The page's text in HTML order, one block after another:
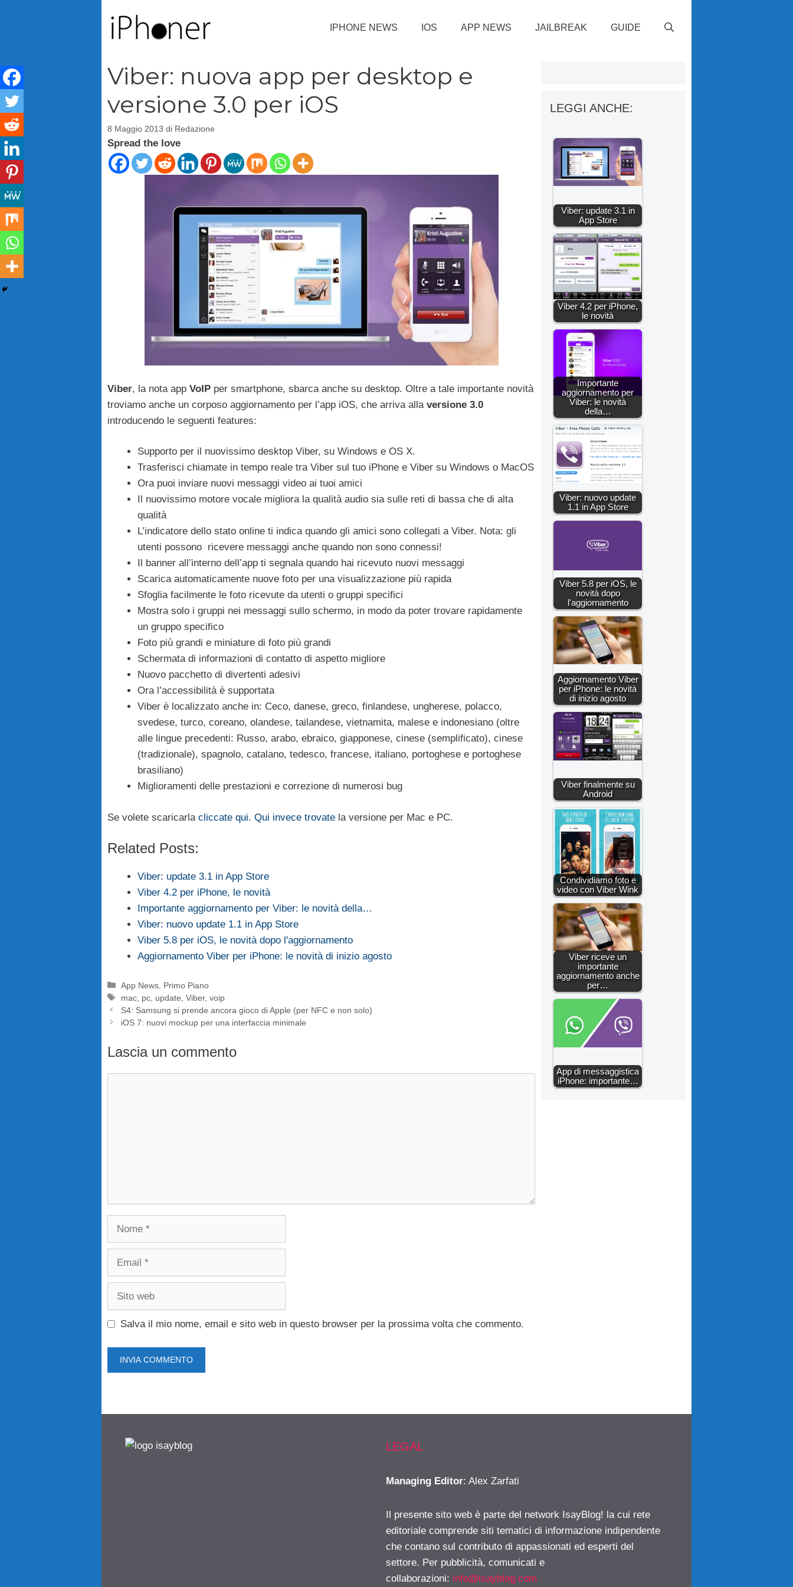
IPHONE NEWS IOS APP NEWS JAILBREAK GUIDE
Viber: nuova app per desktop e
versione 3.0 per iOS
8 Maggio 2013 di Redazione
Spread the love
Viber, la nota app VoIP per smartphone, sbarca anche su desktop. Oltre a tale importante novità
troviamo anche un corposo aggiornamento per l’app iOS, che arriva alla versione 3.0
introducendo le seguenti features:
Supporto per il nuovissimo desktop Viber, su Windows e OS X.
Trasferisci chiamate in tempo reale tra Viber sul tuo iPhone e Viber su Windows o MacOS
Ora puoi inviare nuovi messaggi video ai tuoi amici
Il nuovissimo motore vocale migliora la qualità audio sia sulle reti di bassa che di alta
qualità
L’indicatore dello stato online ti indica quando gli amici sono collegati a Viber. Nota: gli
utenti possono ricevere messaggi anche quando non sono connessi!
Il banner all’interno dell’app ti segnala quando hai ricevuto nuovi messaggi
Scarica automaticamente nuove foto per una visualizzazione più rapida
Sfoglia facilmente le foto ricevute da utenti o gruppi specifici
Mostra solo i gruppi nei messaggi sullo schermo, in modo da poter trovare rapidamente
un gruppo specifico
Foto più grandi e miniature di foto più grandi
Schermata di informazioni di contatto di aspetto migliore
Nuovo pacchetto di divertenti adesivi
Ora l’accessibilità è supportata
Viber è localizzato anche in: Ceco, danese, greco, finlandese, ungherese, polacco,
svedese, turco, coreano, olandese, tailandese, vietnamita, malese e indonesiano (oltre
alle lingue precedenti: Russo, arabo, ebraico, giapponese, cinese (semplificato), cinese
(tradizionale), spagnolo, catalano, tedesco, francese, italiano, portoghese e portoghese
brasiliano)
Miglioramenti delle prestazioni e correzione di numerosi bug
Se volete scaricarla cliccate qui. Qui invece trovate la versione per Mac e PC.
Related Posts:
Viber: update 3.1 in App Store
Viber 4.2 per iPhone, le novità
Importante aggiornamento per Viber: le novità della…
Viber: nuovo update 1.1 in App Store
Viber 5.8 per iOS, le novità dopo l'aggiornamento
Aggiornamento Viber per iPhone: le novità di inizio agosto
Categorie
App News Primo Piano
Tag
mac pc update ,Viber,voip
S4: Samsung si prende ancora gioco di Apple (per NFC e non solo)
iOS 7: nuovi mockup per una interfaccia minimale
Lascia un commento
Nome
Email
Sito
Salva il mio nome, email e sito web in questo browser per la prossima volta che commento.
LEGGI ANCHE:
Viber: update 3.1 in
App Store
Viber 4.2 per iPhone,
le novità
Importante
aggiornamento per
Viber: le novità
della…
Viber: nuovo update
1.1 in App Store
Viber 5.8 per iOS, le
novità dopo
l'aggiornamento
Aggiornamento Viber
per iPhone: le novità
di inizio agosto
Viber finalmente su
Android
Condividiamo foto e
video con Viber Wink
Viber riceve un
importante
aggiornamento anche
per…
App di messaggistica
iPhone: importante…
LEGAL
Managing Editor: Alex Zarfati
Il presente sito web è parte del network IsayBlog! la cui rete
editoriale comprende siti tematici di informazione indipendente
che contano sul contributo di appassionati ed esperti del
settore. Per pubblicità, comunicati e
collaborazioni: info@isayblog.com